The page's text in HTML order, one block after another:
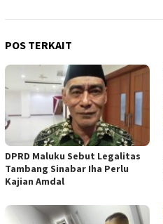
POS TERKAIT
DPRD Maluku Sebut Legalitas
Tambang Sinabar Iha Perlu
Kajian Amdal